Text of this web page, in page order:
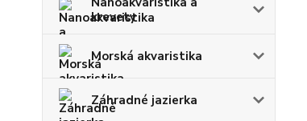
krevety
Morská akvaristika
Záhradné jazierka